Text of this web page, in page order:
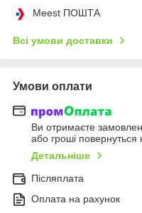
Meest ПОШТА
Всі умови доставки
Умови оплати
Ви отримаєте
або гроші повернуться
Детальніше
Післяплата
Оплата на рахунок